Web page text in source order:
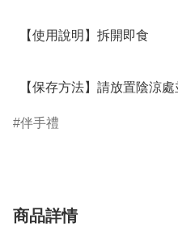
【保存方法】請放置陰涼
伴手禮
商品詳情